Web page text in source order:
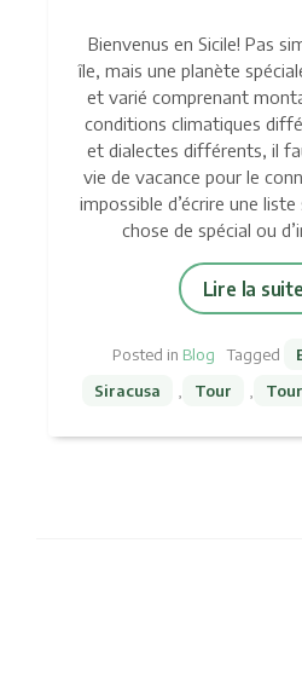
Bienvenus en Sicile! Pas
île, mais une planète
et varié comprenant
conditions climatiques
et dialectes différents, il
vie de vacance pour le
impossible d’écrire une
chose de spécial ou
Lire la
Posted in Blog Tagged
Siracusa
Tour